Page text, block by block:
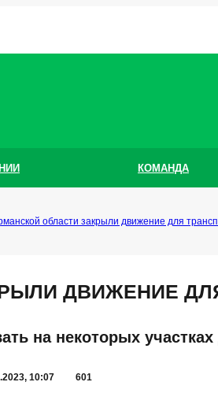
КОМАНДА
области закрыли движение для
ДВИЖЕНИЕ
на некоторых участках
10:07 601